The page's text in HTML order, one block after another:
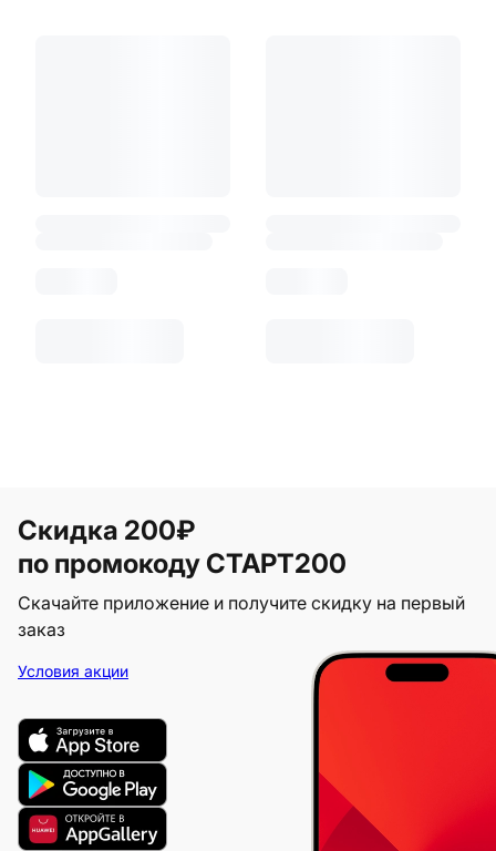
Скидка 200₽
по промокоду СТАРТ200
Скачайте приложение и получите скидку на первый
заказ
Условия акции